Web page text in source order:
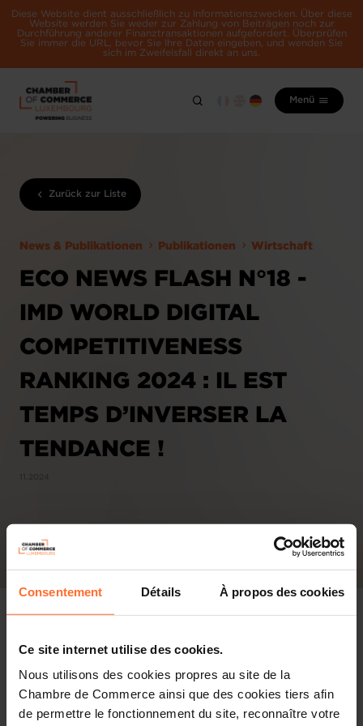
Consentement Détails À propos des cookies
Ce site internet utilise des cookies.
Nous utilisons des cookies propres au site de la
Chambre de Commerce ainsi que des cookies tiers afin
de permettre le fonctionnement du site, reconnaître votre
Diese Website dient ausschließlich zu Informationszwecken. Über diese
Website werden Sie weder zur Zahlung von Beiträgen noch zur
Durchführung anderer Finanztransaktionen aufgefordert. Überprüfen
Sie immer die URL, bevor Sie Ihre Daten eingeben, und wenden Sie
sich im Zweifelsfall direkt an uns.
Menü
Zurück zur Liste
News & Publikationen Publikationen Wirtschaft
ECO NEWS FLASH N°18 -
IMD WORLD DIGITAL
COMPETITIVENESS
RANKING 2024 : IL EST
TEMPS D’INVERSER LA
TENDANCE !